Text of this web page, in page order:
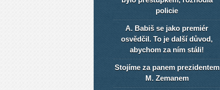
policie
A. Babiš se jako premiér
osvědčil. To je další důvod,
abychom za ním stáli!
Stojíme za panem prezidentem
M. Zemanem